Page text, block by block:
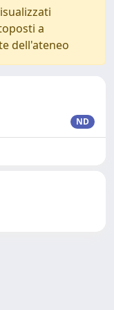
a
dell'ateneo
ND